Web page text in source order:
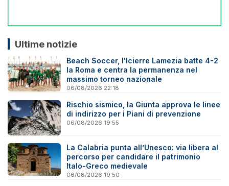
Ultime notizie
Beach Soccer, l'Icierre Lamezia batte 4-2
la Roma e centra la permanenza nel
massimo torneo nazionale
06/08/2026 22:18
Rischio sismico, la Giunta approva le linee
di indirizzo per i Piani di prevenzione
06/08/2026 19:55
La Calabria punta all’Unesco: via libera al
percorso per candidare il patrimonio
Italo-Greco medievale
06/08/2026 19:50